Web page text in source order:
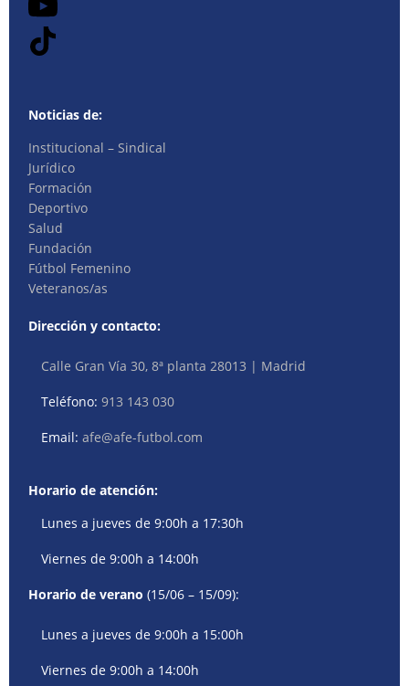
Noticias de:
Institucional – Sindical
Jurídico
Formación
Deportivo
Salud
Fundación
Fútbol Femenino
Veteranos/as
Dirección y contacto:
Calle Gran Vía 30, 8ª planta 28013 | Madrid
Teléfono:913 143 030
Email:afe@afe-futbol.com
Horario de atención:
Lunes a jueves de 9:00h a 17:30h
Viernes de 9:00h a 14:00h
Horario de verano (15/06 – 15/09):
Lunes a jueves de 9:00h a 15:00h
Viernes de 9:00h a 14:00h